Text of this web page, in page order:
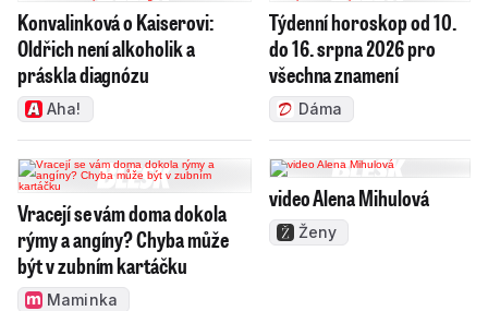
Konvalinková o Kaiserovi:
Oldřich není alkoholik a
práskla diagnózu
Aha!
Týdenní horoskop od 10.
do 16. srpna 2026 pro
všechna znamení
Dáma
Vracejí se vám doma dokola
rýmy a angíny? Chyba může
být v zubním kartáčku
Maminka
video Alena Mihulová
Ženy